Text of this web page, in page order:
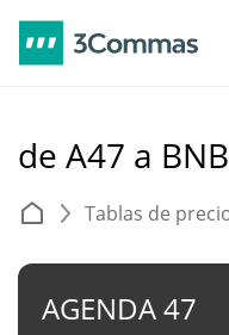
de A47 a BNB
Tablas de
AGENDA 47